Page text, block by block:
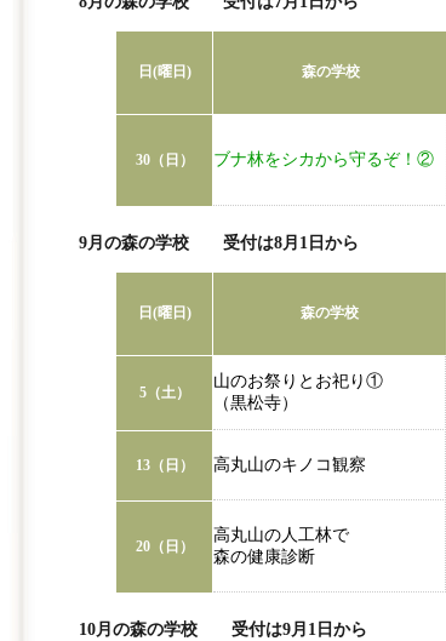
日(曜日) 森の学校
30（日） ブナ林をシカから守るぞ！②
9月の森の学校 受付は8月1日から
日(曜日) 森の学校
5（土）
山のお祭りとお祀り①
（黒松寺）
13（日） 高丸山のキノコ観察
20（日）
高丸山の人工林で
森の健康診断
10月の森の学校 受付は9月1日から